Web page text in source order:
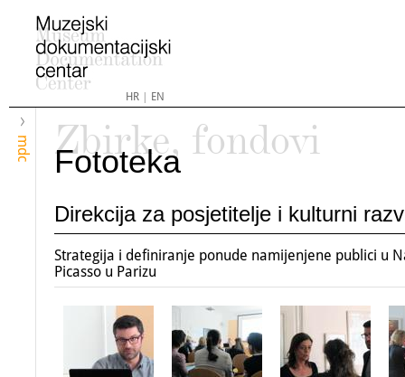
HR| EN
mdc
Zbirke, fondovi
Fototeka
Direkcija za posjetitelje i kulturni
Strategija i definiranje ponude namijenjene publici u
Picasso u Parizu